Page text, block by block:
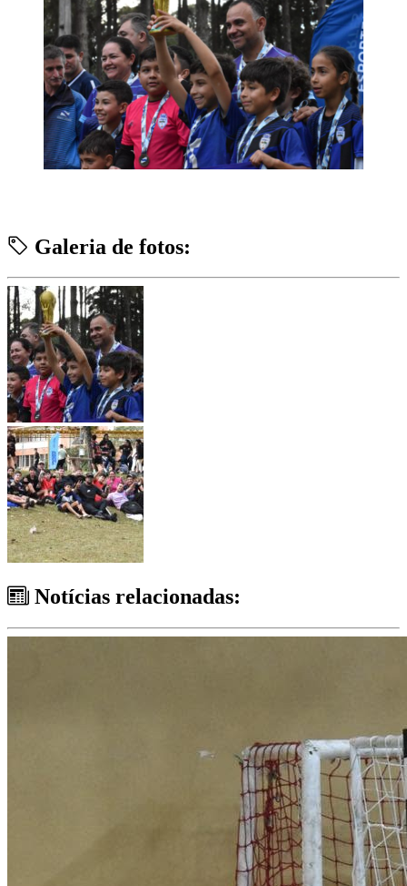
Galeria de fotos:
Notícias relacionadas: